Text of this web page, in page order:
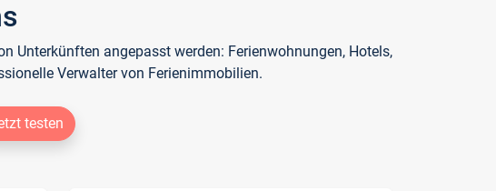
Unterkünften angepasst werden: Ferienwohnungen, Hotels,
Verwalter von Ferienimmobilien.
testen